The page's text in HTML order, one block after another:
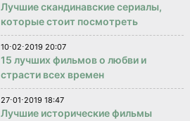
Лучшие скандинавские сериалы,
которые стоит посмотреть
10⋅02⋅2019 20:07
15 лучших фильмов о любви и
страсти всех времен
27⋅01⋅2019 18:47
Лучшие исторические фильмы